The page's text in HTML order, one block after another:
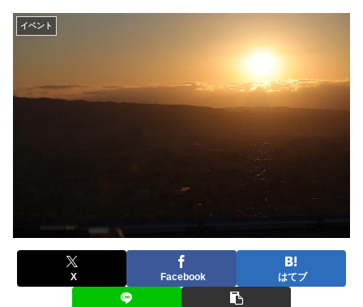
イベント
X Facebook はてブ